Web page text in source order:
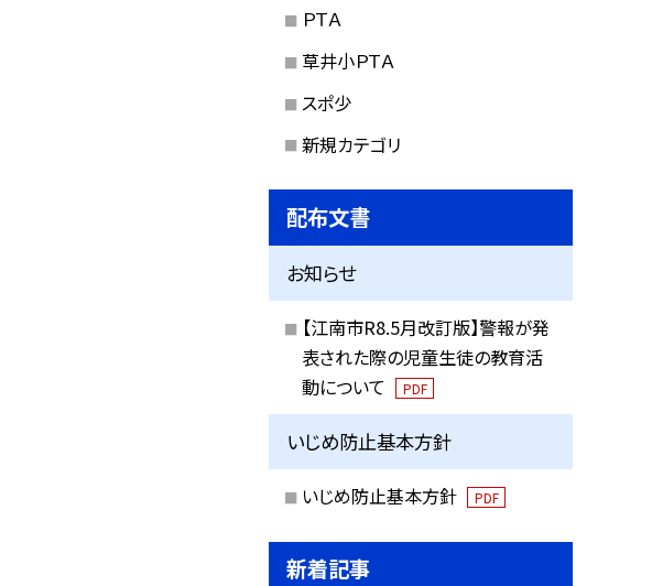
ＰＴＡ
草井小ＰＴＡ
スポ少
新規カテゴリ
配布文書
お知らせ
【江南市R8.5月改訂版】警報が発
表された際の児童生徒の教育活
動について
PDF
いじめ防止基本方針
いじめ防止基本方針 PDF
新着記事